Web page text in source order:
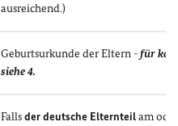
ausreichend.)
Geburtsurkunde der Eltern -für
siehe 4.
Fallsder deutsche Elternteilam